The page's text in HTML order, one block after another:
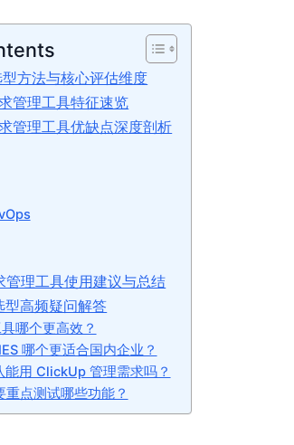
方法与核心评估维度
管理工具特征速览
管理工具优缺点深度剖析
管理工具使用建议与总结
型高频疑问解答
哪个更高效？
哪个更适合国内企业？
能用 ClickUp 管理需求吗？
重点测试哪些功能？